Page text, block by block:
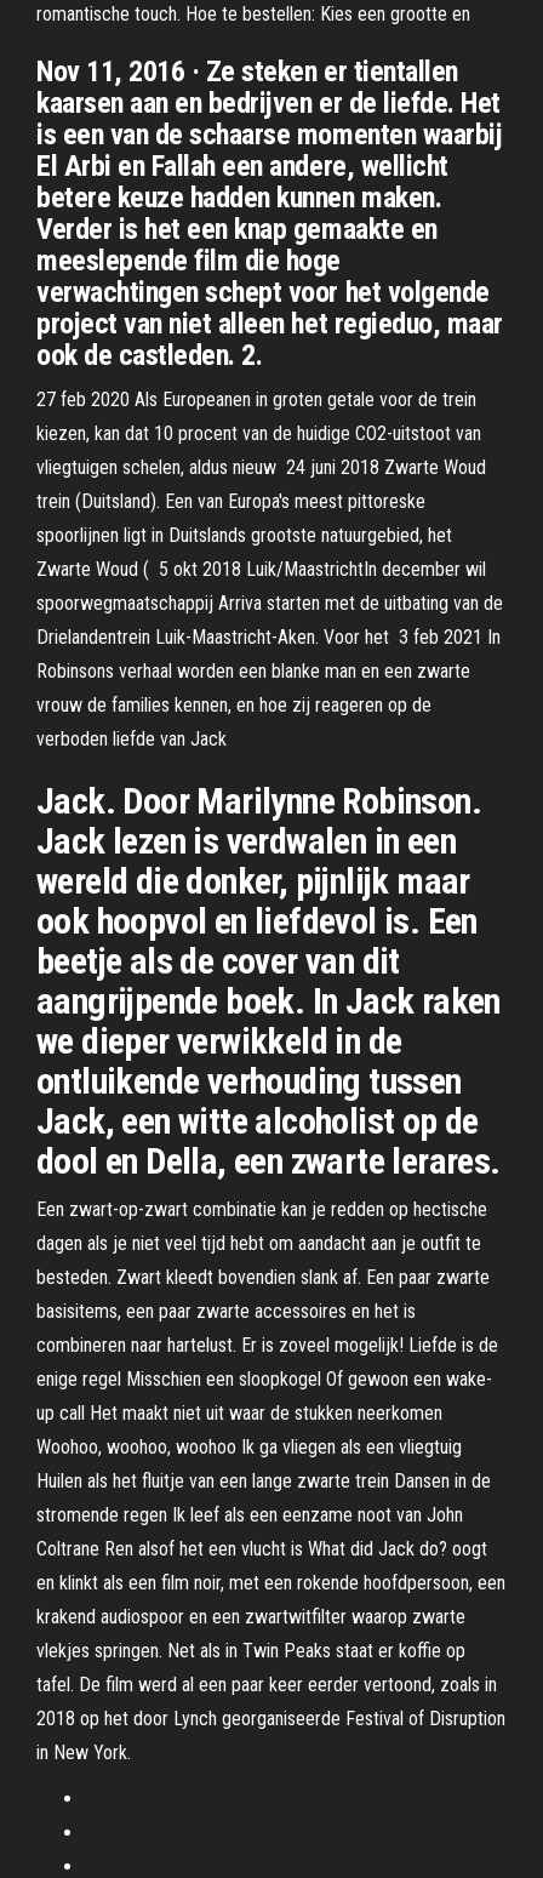
romantische touch. Hoe te bestellen: Kies een grootte en
Nov 11, 2016 · Ze steken er tientallen
kaarsen aan en bedrijven er de liefde. Het
is een van de schaarse momenten waarbij
El Arbi en Fallah een andere, wellicht
betere keuze hadden kunnen maken.
Verder is het een knap gemaakte en
meeslepende film die hoge
verwachtingen schept voor het volgende
project van niet alleen het regieduo, maar
ook de castleden. 2.
27 feb 2020 Als Europeanen in groten getale voor de trein
kiezen, kan dat 10 procent van de huidige CO2-uitstoot van
vliegtuigen schelen, aldus nieuw 24 juni 2018 Zwarte Woud
trein (Duitsland). Een van Europa's meest pittoreske
spoorlijnen ligt in Duitslands grootste natuurgebied, het
Zwarte Woud ( 5 okt 2018 Luik/MaastrichtIn december wil
spoorwegmaatschappij Arriva starten met de uitbating van de
Drielandentrein Luik-Maastricht-Aken. Voor het 3 feb 2021 In
Robinsons verhaal worden een blanke man en een zwarte
vrouw de families kennen, en hoe zij reageren op de
verboden liefde van Jack
Jack. Door Marilynne Robinson.
Jack lezen is verdwalen in een
wereld die donker, pijnlijk maar
ook hoopvol en liefdevol is. Een
beetje als de cover van dit
aangrijpende boek. In Jack raken
we dieper verwikkeld in de
ontluikende verhouding tussen
Jack, een witte alcoholist op de
dool en Della, een zwarte lerares.
Een zwart-op-zwart combinatie kan je redden op hectische
dagen als je niet veel tijd hebt om aandacht aan je outfit te
besteden. Zwart kleedt bovendien slank af. Een paar zwarte
basisitems, een paar zwarte accessoires en het is
combineren naar hartelust. Er is zoveel mogelijk! Liefde is de
enige regel Misschien een sloopkogel Of gewoon een wake-
up call Het maakt niet uit waar de stukken neerkomen
Woohoo, woohoo, woohoo Ik ga vliegen als een vliegtuig
Huilen als het fluitje van een lange zwarte trein Dansen in de
stromende regen Ik leef als een eenzame noot van John
Coltrane Ren alsof het een vlucht is What did Jack do? oogt
en klinkt als een film noir, met een rokende hoofdpersoon, een
krakend audiospoor en een zwartwitfilter waarop zwarte
vlekjes springen. Net als in Twin Peaks staat er koffie op
tafel. De film werd al een paar keer eerder vertoond, zoals in
2018 op het door Lynch georganiseerde Festival of Disruption
in New York.